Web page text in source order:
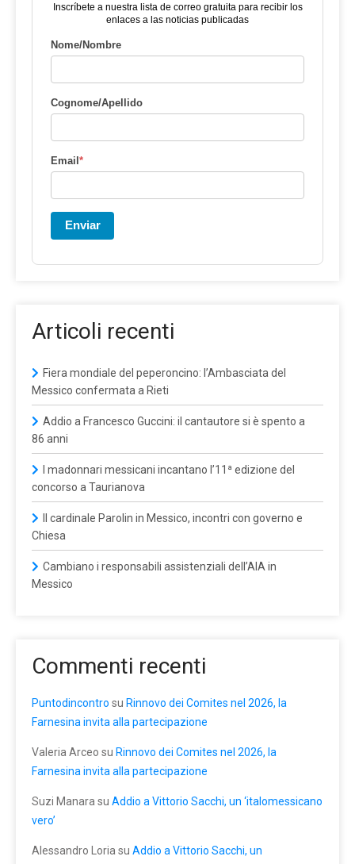
Inscríbete a nuestra lista de correo gratuita para recibir los
enlaces a las noticias publicadas
Nome/Nombre
Cognome/Apellido
Email*
Enviar
Articoli recenti
Fiera mondiale del peperoncino: l’Ambasciata del
Messico confermata a Rieti
Addio a Francesco Guccini: il cantautore si è spento a
86 anni
I madonnari messicani incantano l’11ª edizione del
concorso a Taurianova
Il cardinale Parolin in Messico, incontri con governo e
Chiesa
Cambiano i responsabili assistenziali dell’AIA in
Messico
Commenti recenti
Puntodincontro su Rinnovo dei Comites nel 2026, la
Farnesina invita alla partecipazione
Valeria Arceo su Rinnovo dei Comites nel 2026, la
Farnesina invita alla partecipazione
Suzi Manara su Addio a Vittorio Sacchi, un ‘italomessicano
vero’
Alessandro Loria su Addio a Vittorio Sacchi, un